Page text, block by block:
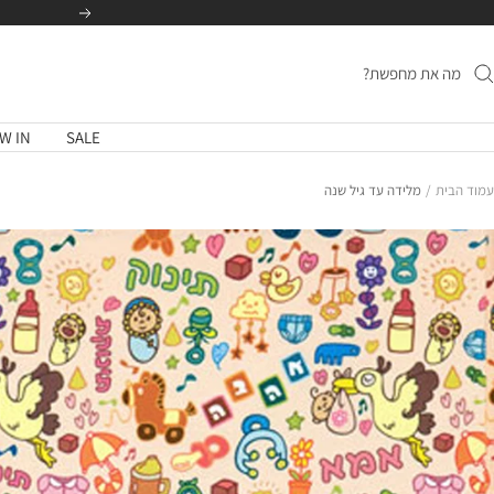
הקודם
SALE
IN
עמוד הבית מלידה עד גיל שנה